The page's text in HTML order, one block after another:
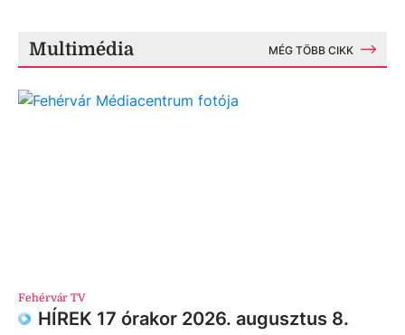
Multimédia MÉG TÖBB CIKK
Fehérvár TV
HÍREK 17 órakor 2026. augusztus 8.